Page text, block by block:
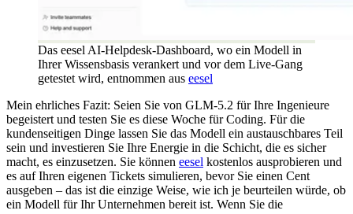
Das eesel AI-Helpdesk-Dashboard, wo ein Modell in
Ihrer Wissensbasis verankert und vor dem Live-Gang
getestet wird, entnommen aus eesel
Mein ehrliches Fazit: Seien Sie von GLM-5.2 für Ihre Ingenieure
begeistert und testen Sie es diese Woche für Coding. Für die
kundenseitigen Dinge lassen Sie das Modell ein austauschbares Teil
sein und investieren Sie Ihre Energie in die Schicht, die es sicher
macht, es einzusetzen. Sie können eesel kostenlos ausprobieren und
es auf Ihren eigenen Tickets simulieren, bevor Sie einen Cent
ausgeben – das ist die einzige Weise, wie ich je beurteilen würde, ob
ein Modell für Ihr Unternehmen bereit ist. Wenn Sie die